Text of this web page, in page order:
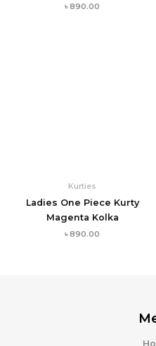
৳890.00
Kurties
Ladies One Piece Kurty
Magenta Kolka
৳890.00